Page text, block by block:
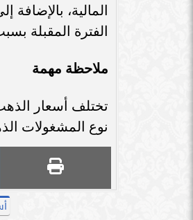
المالية، بالإضافة
الفترة المقبلة
ملاحظة مهمة
تختلف أسعار
نوع المشغولات